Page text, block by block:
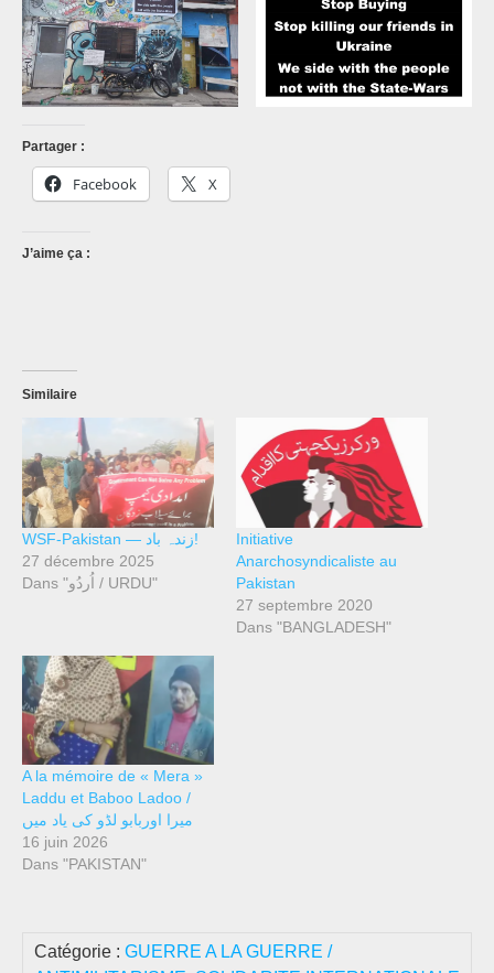
Partager :
Facebook X
J’aime ça :
Similaire
WSF-Pakistan — زندہ باد!
27 décembre 2025
Dans "اُردُو / URDU"
Initiative
Anarchosyndicaliste au
Pakistan
27 septembre 2020
Dans "BANGLADESH"
A la mémoire de « Mera »
Laddu et Baboo Ladoo /
میرا اوربابو لڈو کی یاد میں
16 juin 2026
Dans "PAKISTAN"
Catégorie : GUERRE A LA GUERRE /